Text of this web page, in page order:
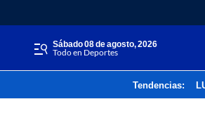
sábado 08 de agosto, 2026
Todo en Deportes
Tendencias: